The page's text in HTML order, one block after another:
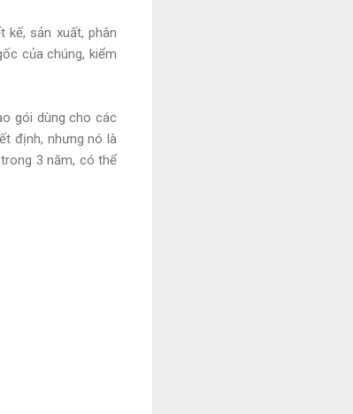
sản xuất, phân
của chúng, kiểm
gói dùng cho các
định, nhưng nó là
3 năm, có thể